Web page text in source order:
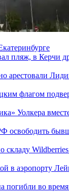
пляж, в Керчи
арестовали
флагом
Уолкера
складу
в аэропорту
погибли во